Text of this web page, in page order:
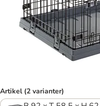
Artikel (2 varianter)